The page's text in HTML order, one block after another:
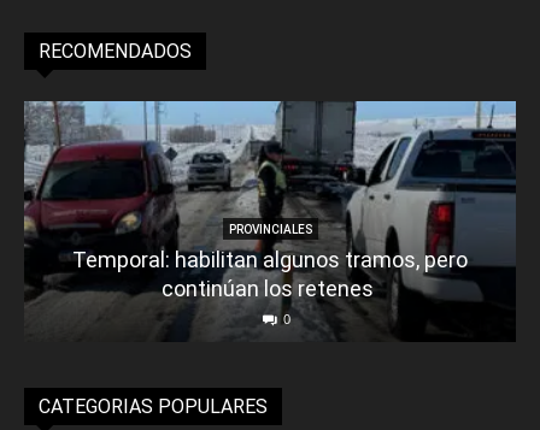
RECOMENDADOS
PROVINCIALES
Temporal: habilitan algunos tramos, pero
continúan los retenes
0
CATEGORIAS POPULARES